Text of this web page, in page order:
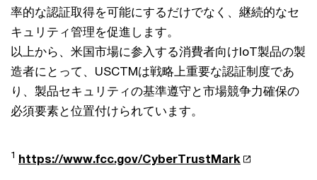
率的な認証取得を可能にするだけでなく、継続的なセ
キュリティ管理を促進します。
以上から、米国市場に参入する消費者向けIoT製品の製
造者にとって、USCTMは戦略上重要な認証制度であ
り、製品セキュリティの基準遵守と市場競争力確保の
必須要素と位置付けられています。
1 https://www.fcc.gov/CyberTrustMark